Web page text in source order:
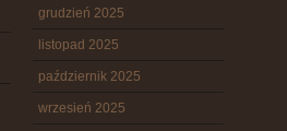
grudzień 2025
listopad 2025
październik 2025
wrzesień 2025